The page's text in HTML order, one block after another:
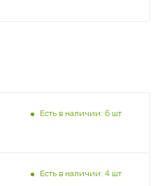
Есть в наличии: 6 шт
Есть в наличии: 4 шт